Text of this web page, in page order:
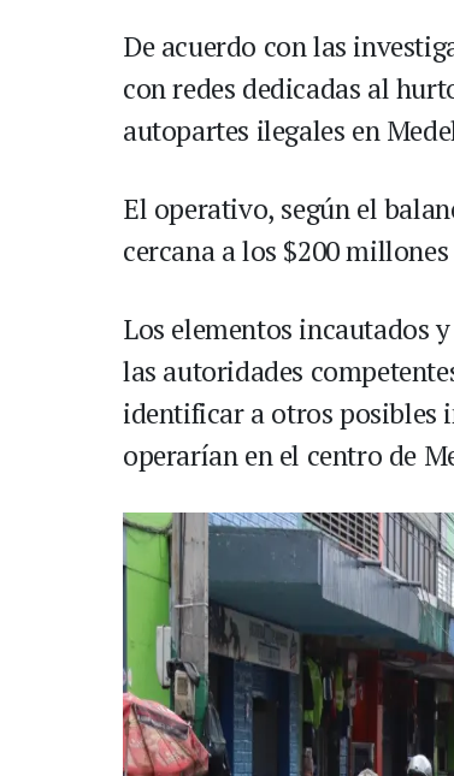
De acuerdo con las
con redes dedicadas al
autopartes ilegales en
El operativo, según el
cercana a los $200
Los elementos incautados
las autoridades
identificar a otros posibles
operarían en el centro de